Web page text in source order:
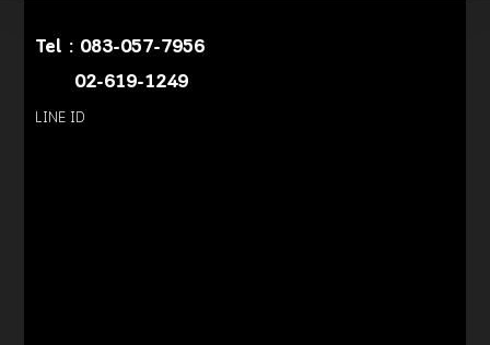
Tel : 083-057-7956
02-619-1249
LINE ID